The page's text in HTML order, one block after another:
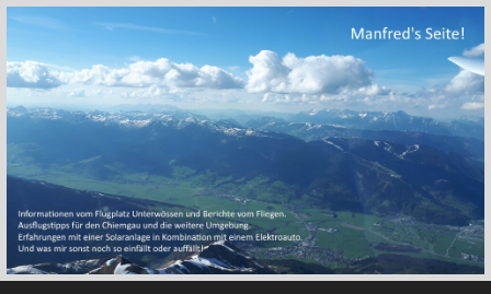
Zum
springen